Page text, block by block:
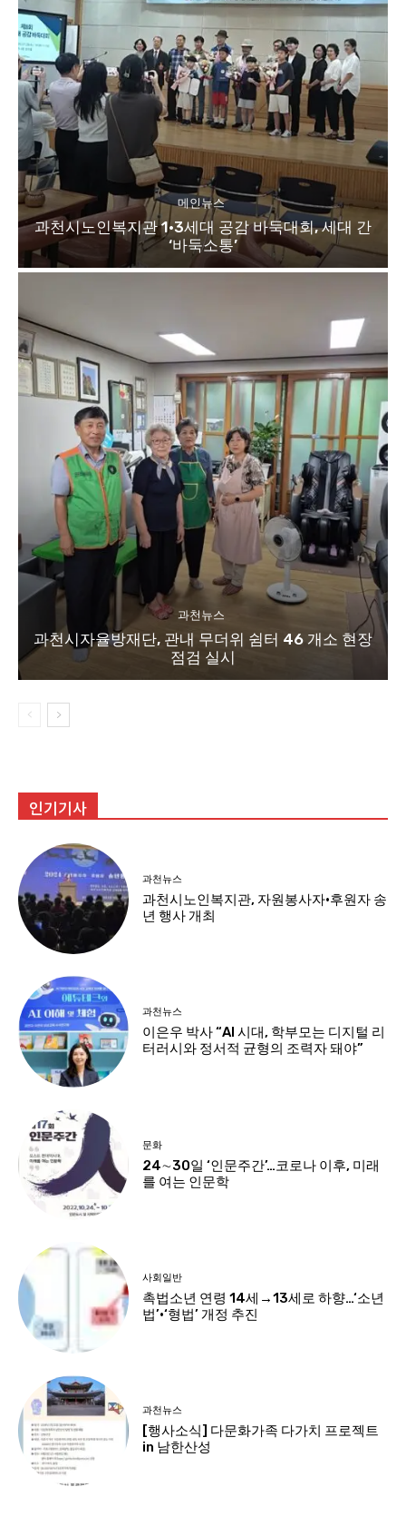
메인뉴스
과천시노인복지관 1·3세대 공감 바둑대회, 세대 간
‘바둑소통’
과천뉴스
과천시자율방재단, 관내 무더위 쉼터 46 개소 현장
점검 실시
인기기사
과천뉴스
과천시노인복지관, 자원봉사자·후원자 송
년 행사 개최
과천뉴스
이은우 박사 “AI 시대, 학부모는 디지털 리
터러시와 정서적 균형의 조력자 돼야”
문화
24∼30일 ‘인문주간’…코로나 이후, 미래
를 여는 인문학
사회일반
촉법소년 연령 14세→13세로 하향…‘소년
법’·‘형법’ 개정 추진
과천뉴스
[행사소식] 다문화가족 다가치 프로젝트
in 남한산성